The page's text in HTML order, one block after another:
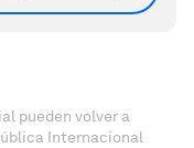
pueden volver a
Internacional